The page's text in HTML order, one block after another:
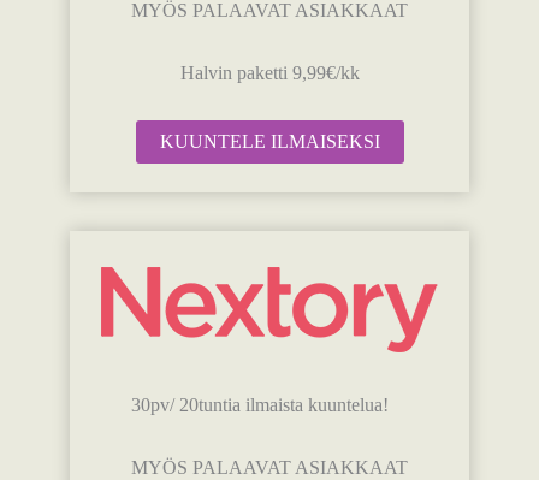
MYÖS PALAAVAT ASIAKKAAT
Halvin paketti 9,99€/kk
KUUNTELE ILMAISEKSI
30pv/ 20tuntia ilmaista kuuntelua!
MYÖS PALAAVAT ASIAKKAAT